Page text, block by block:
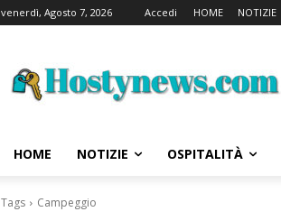
venerdì, Agosto 7, 2026 Accedi HOME NOTIZIE
HOME NOTIZIE OSPITALITÀ
Tags Campeggio